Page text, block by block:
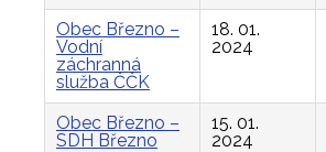
Obec Březno –
Vodní
záchranná
služba ČČK
18. 01.
2024
Obec Březno –
SDH Březno
15. 01.
2024